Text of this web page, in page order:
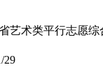
29